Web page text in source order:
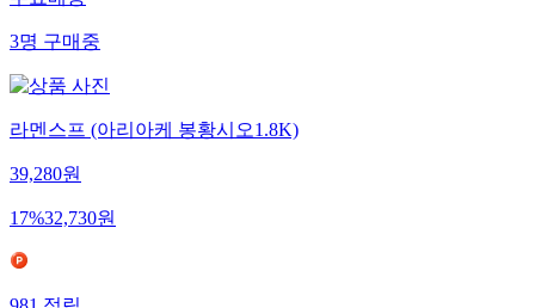
무료배송
3명구매중
라멘스프 (아리아케 봉황시오1.8K)
39,280원
17%32,730원